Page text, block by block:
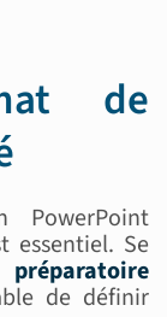
de
PowerPoint
essentiel. Se
de définir